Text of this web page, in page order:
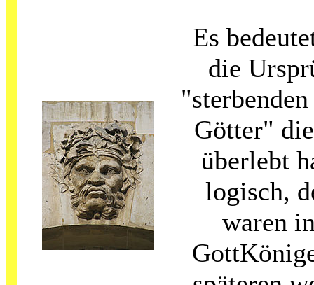
Es
die
Götter"
überlebt
logisch,
waren